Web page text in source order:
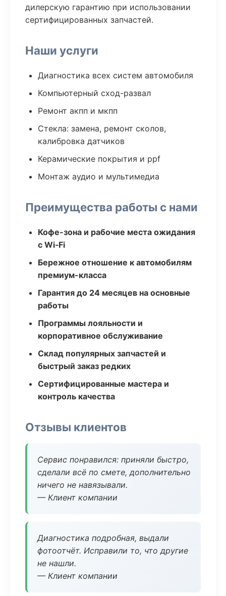
дилерскую гарантию при использовании
сертифицированных запчастей.
Наши услуги
Диагностика всех систем автомобиля
Компьютерный сход-развал
Ремонт акпп и мкпп
Стекла: замена, ремонт сколов,
калибровка датчиков
Керамические покрытия и ppf
Монтаж аудио и мультимедиа
Преимущества работы с нами
Кофе-зона и рабочие места ожидания
с Wi‑Fi
Бережное отношение к автомобилям
премиум-класса
Гарантия до 24 месяцев на основные
работы
Программы лояльности и
корпоративное обслуживание
Склад популярных запчастей и
быстрый заказ редких
Сертифицированные мастера и
контроль качества
Отзывы клиентов
Сервис понравился: приняли быстро,
сделали всё по смете, дополнительно
ничего не навязывали.
— Клиент компании
Диагностика подробная, выдали
фотоотчёт. Исправили то, что другие
не нашли.
— Клиент компании